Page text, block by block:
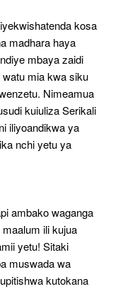
kosa
madhara haya
mbaya zaidi
mia kwa siku
Nimeamua
kuiuliza Serikali
iliyoandikwa ya
nchi yetu ya
ambako waganga
ili kujua
yetu! Sitaki
muswada wa
kutokana